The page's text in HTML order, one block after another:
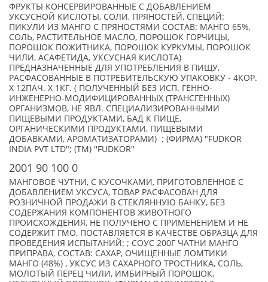
ФРУКТЫ КОНСЕРВИРОВАННЫЕ С ДОБАВЛЕНИЕМ
УКСУСНОЙ КИСЛОТЫ, СОЛИ, ПРЯНОСТЕЙ, СПЕЦИЙ:
ПИКУЛИ ИЗ МАНГО С ПРЯНОСТЯМИ СОСТАВ: МАНГО 65%,
СОЛЬ, РАСТИТЕЛЬНОЕ МАСЛО, ПОРОШОК ГОРЧИЦЫ,
ПОРОШОК ПОЖИТНИКА, ПОРОШОК КУРКУМЫ, ПОРОШОК
ЧИЛИ, АСАФЕТИДА, УКСУСНАЯ КИСЛОТА)
ПРЕДНАЗНАЧЕННЫЕ ДЛЯ УПОТРЕБЛЕНИЯ В ПИЩУ,
РАСФАСОВАННЫЕ В ПОТРЕБИТЕЛЬСКУЮ УПАКОВКУ - 4КОР.
Х 12ПАЧ. Х 1КГ. ( ПОЛУЧЕННЫЙ БЕЗ ИСП. ГЕННО-
ИНЖЕНЕРНО-МОДИФИЦИРОВАННЫХ (ТРАНСГЕННЫХ)
ОРГАНИЗМОВ, НЕ ЯВЛ. СПЕЦИАЛИЗИРОВАННЫМИ
ПИЩЕВЫМИ ПРОДУКТАМИ, БАД К ПИЩЕ,
ОРГАНИЧЕСКИМИ ПРОДУКТАМИ, ПИЩЕВЫМИ
ДОБАВКАМИ, АРОМАТИЗАТОРАМИ) ; (ФИРМА) "FUDKOR
INDIA PVT LTD"; (TM) ''FUDKOR''
2001 90 100 0
МАНГОВОЕ ЧУТНИ, С КУСОЧКАМИ, ПРИГОТОВЛЕННОЕ С
ДОБАВЛЕНИЕМ УКСУСА, ТОВАР РАСФАСОВАН ДЛЯ
РОЗНИЧНОЙ ПРОДАЖИ В СТЕКЛЯННУЮ БАНКУ, БЕЗ
СОДЕРЖАНИЯ КОМПОНЕНТОВ ЖИВОТНОГО
ПРОИСХОЖДЕНИЯ, НЕ ПОЛУЧЕНО С ПРИМЕНЕНИЕМ И НЕ
СОДЕРЖИТ ГМО, ПОСТАВЛЯЕТСЯ В КАЧЕСТВЕ ОБРАЗЦА ДЛЯ
ПРОВЕДЕНИЯ ИСПЫТАНИЙ: ; СОУС 200Г ЧАТНИ МАНГО
ПРИПРАВА, СОСТАВ: САХАР, ОЧИЩЕННЫЕ ЛОМТИКИ
МАНГО (48%) , УКСУС ИЗ САХАРНОГО ТРОСТНИКА, СОЛЬ,
МОЛОТЫЙ ПЕРЕЦ ЧИЛИ, ИМБИРНЫЙ ПОРОШОК,